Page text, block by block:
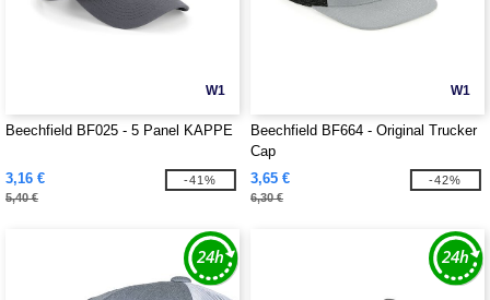
W1
Beechfield BF025 - 5 Panel KAPPE
3,16 €
5,40 €
-41%
W1
Beechfield BF664 - Original Trucker
Cap
3,65 €
6,30 €
-42%